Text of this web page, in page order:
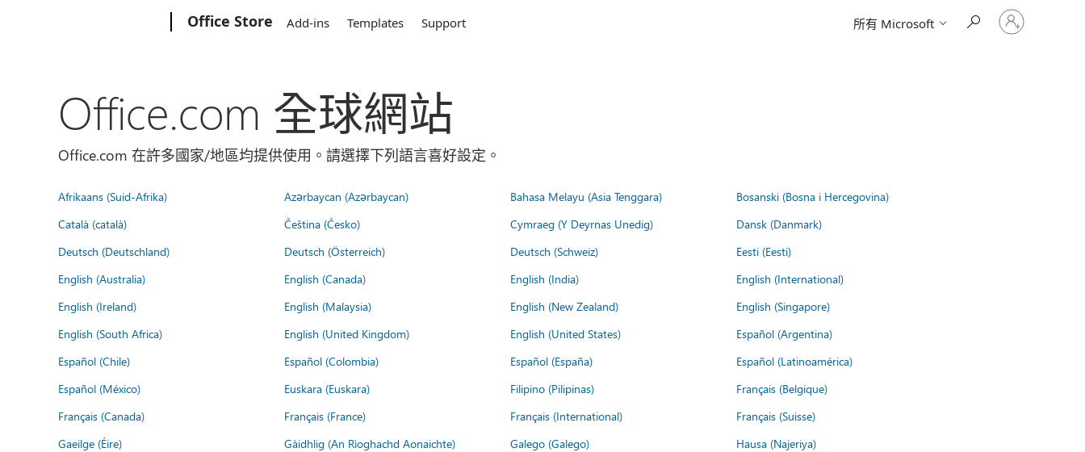
Office Store Add-ins Templates Support 所有 Microsoft
登
入
Office.com 全球網站
Office.com 在許多國家/地區均提供使用。請選擇下列語言喜好設定。
Afrikaans (Suid-Afrika) Azərbaycan (Azərbaycan) Bahasa Melayu (Asia Tenggara)
Bosanski (Bosna i Hercegovina)
Català (català)
Čeština (Česko) Cymraeg (Y Deyrnas Unedig)
Dansk (Danmark)
Deutsch (Deutschland)
Deutsch (Österreich) Deutsch (Schweiz)
Eesti (Eesti)
English (Australia)
English (Canada) English (India)
English (International)
English (Ireland)
English (Malaysia) English (New Zealand)
English (Singapore)
English (South Africa)
English (United Kingdom) English (United States)
Español (Argentina)
Español (Chile)
Español (Colombia) Español (España)
Español (Latinoamérica)
Español (México)
Euskara (Euskara) Filipino (Pilipinas)
Français (Belgique)
Français (Canada)
Français (France) Français (International)
Français (Suisse)
Gaeilge (Éire)
Gàidhlig (An Rìoghachd Aonaichte) Galego (Galego)
Hausa (Najeriya)